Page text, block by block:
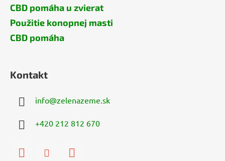
CBD pomáha u zvierat
Použitie konopnej masti
CBD pomáha
Kontakt
info@zelenazeme.sk
+420 212 812 670